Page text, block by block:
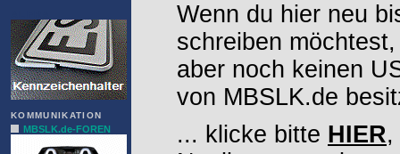
KOMMUNIKATION
MBSLK.de-FOREN
Wenn du hier neu
schreiben möchtest,
aber noch keinen
von MBSLK.de
... klicke bitte HIER,